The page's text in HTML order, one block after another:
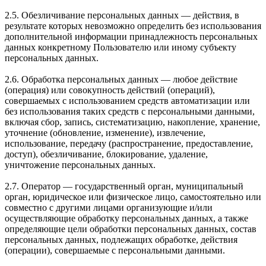
2.5. Обезличивание персональных данных — действия, в
результате которых невозможно определить без использования
дополнительной информации принадлежность персональных
данных конкретному Пользователю или иному субъекту
персональных данных.
2.6. Обработка персональных данных — любое действие
(операция) или совокупность действий (операций),
совершаемых с использованием средств автоматизации или
без использования таких средств с персональными данными,
включая сбор, запись, систематизацию, накопление, хранение,
уточнение (обновление, изменение), извлечение,
использование, передачу (распространение, предоставление,
доступ), обезличивание, блокирование, удаление,
уничтожение персональных данных.
2.7. Оператор — государственный орган, муниципальный
орган, юридическое или физическое лицо, самостоятельно или
совместно с другими лицами организующие и/или
осуществляющие обработку персональных данных, а также
определяющие цели обработки персональных данных, состав
персональных данных, подлежащих обработке, действия
(операции), совершаемые с персональными данными.